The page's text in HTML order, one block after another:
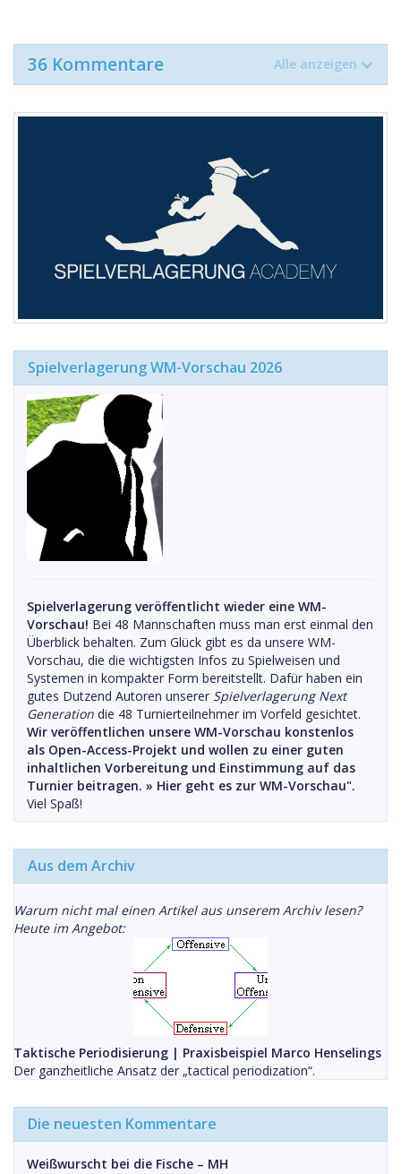
36 Kommentare Alle anzeigen
Spielverlagerung WM-Vorschau 2026
Spielverlagerung veröffentlicht wieder eine WM-
Vorschau! Bei 48 Mannschaften muss man erst einmal den
Überblick behalten. Zum Glück gibt es da unsere WM-
Vorschau, die die wichtigsten Infos zu Spielweisen und
Systemen in kompakter Form bereitstellt. Dafür haben ein
gutes Dutzend Autoren unserer Spielverlagerung Next
Generation die 48 Turnierteilnehmer im Vorfeld gesichtet.
Wir veröffentlichen unsere WM-Vorschau konstenlos
als Open-Access-Projekt und wollen zu einer guten
inhaltlichen Vorbereitung und Einstimmung auf das
Turnier beitragen. » Hier geht es zur WM-Vorschau".
Viel Spaß!
Aus dem Archiv
Warum nicht mal einen Artikel aus unserem Archiv lesen?
Heute im Angebot:
Taktische Periodisierung | Praxisbeispiel Marco Henselings
Der ganzheitliche Ansatz der „tactical periodization“.
Die neuesten Kommentare
Weißwurscht bei die Fische – MH